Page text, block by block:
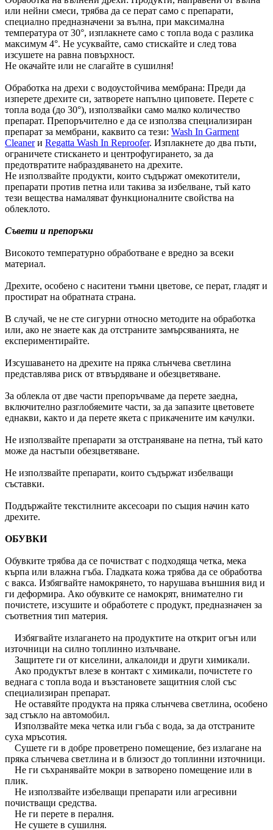
или нейни смеси, трябва да се перат само с препарати,
специално предназначени за вълна, при максимална
температура от 30°, изплакнете само с топла вода с разлика
максимум 4°. Не усуквайте, само стискайте и след това
изсушете на равна повърхност.
Не окачайте или не слагайте в сушилня!
Обработка на дрехи с водоустойчива мембрана: Преди да
изперете дрехите си, затворете напълно циповете. Перете с
топла вода (до 30°), използвайки само малко количество
препарат. Препоръчително е да се използва специализиран
препарат за мембрани, каквито са тези: Wash In Garment
Cleanerи Regatta Wash In Reproofer. Изплакнете до два пъти,
ограничете стискането и центрофугирането, за да
предотвратите набраздяването на дрехите.
Не използвайте продукти, които съдържат омекотители,
препарати против петна или такива за избелване, тъй като
тези вещества намаляват функционалните свойства на
облеклото.
Съвети и препоръки
Високото температурно обработване е вредно за всеки
материал.
Дрехите, особено с наситени тъмни цветове, се перат, гладят и
простират на обратната страна.
В случай, че не сте сигурни относно методите на обработка
или, ако не знаете как да отстраните замърсяванията, не
експериментирайте.
Изсушаването на дрехите на пряка слънчева светлина
представлява риск от втвърдяване и обезцветяване.
За облекла от две части препоръчваме да перете заедна,
включително разглобяемите части, за да запазите цветовете
еднакви, както и да перете якета с прикачените им качулки.
Не използвайте препарати за отстраняване на петна, тъй като
може да настъпи обезцветяване.
Не използвайте препарати, които съдържат избелващи
съставки.
Поддържайте текстилните аксесоари по същия начин като
дрехите.
ОБУВКИ
Обувките трябва да се почистват с подходяща четка, мека
кърпа или влажна гъба. Гладката кожа трябва да се обработва
с вакса. Избягвайте намокрянето, то нарушава външния вид и
ги деформира. Ако обувките се намокрят, внимателно ги
почистете, изсушите и обработете с продукт, предназначен за
съответния тип материя.
Избягвайте излагането на продуктите на открит огън или
източници на силно топлинно излъчване.
Защитете ги от киселини, алкалоиди и други химикали.
Ако продуктът влезе в контакт с химикали, почистете го
веднага с топла вода и възстановете защитния слой със
специализиран препарат.
Не оставяйте продукта на пряка слънчева светлина, особено
зад стъкло на автомобил.
Използвайте мека четка или гъба с вода, за да отстраните
суха мръсотия.
Сушете ги в добре проветрено помещение, без излагане на
пряка слънчева светлина и в близост до топлинни източници.
Не ги съхранявайте мокри в затворено помещение или в
плик.
Не използвайте избелващи препарати или агресивни
почистващи средства.
Не ги перете в пералня.
Не сушете в сушилня.